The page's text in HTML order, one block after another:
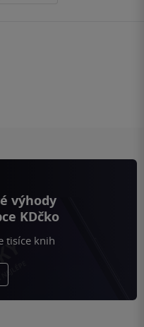
výhody
KDčko
tisíce knih